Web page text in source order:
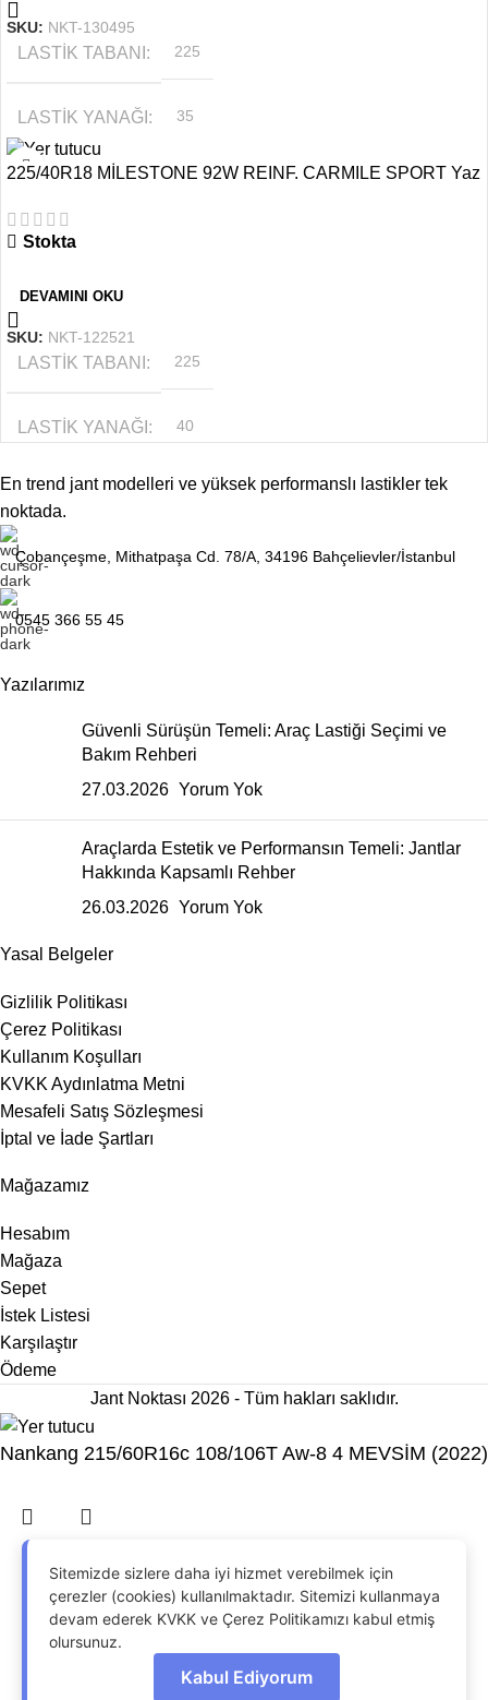
SKU: NKT-130495
LASTIK TABANI 225
LASTIK YANAĞI 35
MEVSIM YAZ
JANT ÖLÇÜSÜ
225/40R18 MİLESTONE 92W REINF. CARMILE SPORT Yaz
Stokta
DEVAMINI OKU
SKU: NKT-122521
LASTIK TABANI 225
LASTIK YANAĞI 40
MEVSIM YAZ
JANT ÖLÇÜSÜ 18
En trend jant modelleri ve yüksek performanslı lastikler tek
noktada.
Çobançeşme, Mithatpaşa Cd. 78/A, 34196 Bahçelievler/İstanbul
0545 366 55 45
Yazılarımız
Güvenli Sürüşün Temeli: Araç Lastiği Seçimi ve
Bakım Rehberi
27.03.2026 Yorum Yok
Araçlarda Estetik ve Performansın Temeli: Jantlar
Hakkında Kapsamlı Rehber
26.03.2026 Yorum Yok
Yasal Belgeler
Gizlilik Politikası
Çerez Politikası
Kullanım Koşulları
KVKK Aydınlatma Metni
Mesafeli Satış Sözleşmesi
İptal ve İade Şartları
Mağazamız
Hesabım
Mağaza
Sepet
İstek Listesi
Karşılaştır
Ödeme
Jant Noktası 2026 - Tüm hakları saklıdır.
Nankang 215/60R16c 108/106T Aw-8 4 MEVSİM (2022)
Menu
Karşılaştır
Sitemizde sizlere daha iyi hizmet verebilmek için
çerezler (cookies) kullanılmaktadır. Sitemizi kullanmaya
devam ederek KVKK ve Çerez Politikamızı kabul etmiş
olursunuz.
Kabul Ediyorum